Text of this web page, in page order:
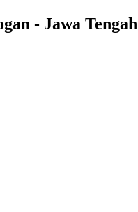
- Jawa Tengah